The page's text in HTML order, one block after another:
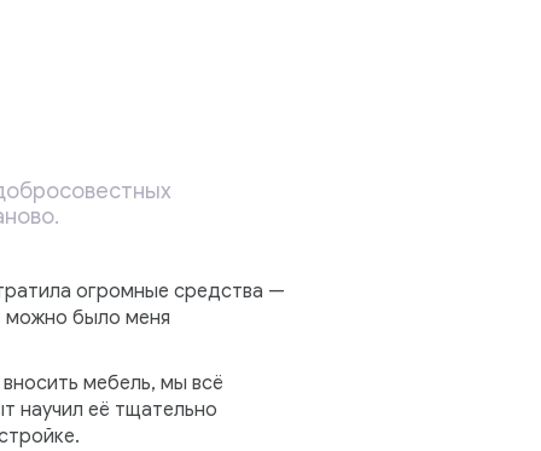
огромные средства —
можно было меня
мебель, мы всё
научил её тщательно